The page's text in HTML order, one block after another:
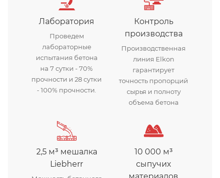
Лаборатория
Проведем
лабораторные
испытания бетона
на 7 сутки - 70%
прочности и 28 сутки
- 100% прочности.
Контроль
производства
Производственная
линия Elkon
гарантирует
точность пропорций
сырья и полноту
объема бетона
2,5 м³ мешалка
Liebherr
10 000 м³
сыпучих
материалов